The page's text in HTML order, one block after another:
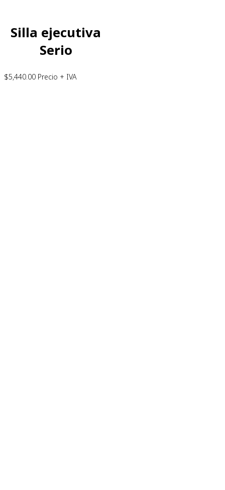
Silla ejecutiva
Serio
$5,440.00 Precio + IVA